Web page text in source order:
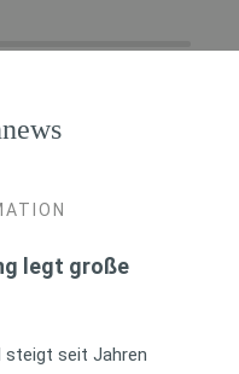
legt große
steigt seit Jahren